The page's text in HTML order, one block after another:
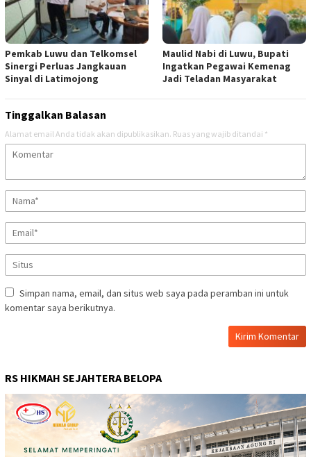
Pemkab Luwu dan Telkomsel
Sinergi Perluas Jangkauan
Sinyal di Latimojong
Maulid Nabi di Luwu, Bupati
Ingatkan Pegawai Kemenag
Jadi Teladan Masyarakat
Tinggalkan Balasan
Alamat email Anda tidak akan dipublikasikan. Ruas yang wajib ditandai *
Simpan nama, email, dan situs web saya pada peramban ini untuk
komentar saya berikutnya.
RS HIKMAH SEJAHTERA BELOPA